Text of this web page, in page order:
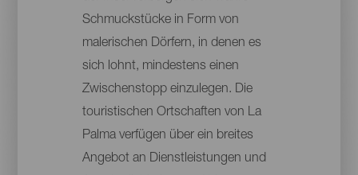
Schmuckstücke in Form von
malerischen Dörfern, in denen es
sich lohnt, mindestens einen
Zwischenstopp einzulegen. Die
touristischen Ortschaften von La
Palma verfügen über ein breites
Angebot an Dienstleistungen und